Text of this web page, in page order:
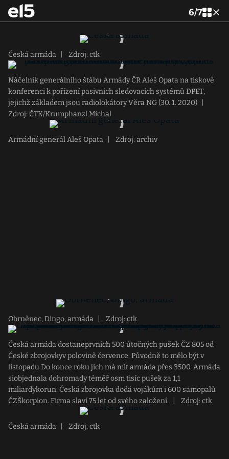
6/7
Česká armáda Zdroj: ctk
Náčelník generálního štábu Armády ČR Aleš Opata na tiskové
konferenci k pořízení pasivních sledovacích systémů DPET,
jejichž základem jsou radiolokátory Věra NG (30. 1. 2020)
Zdroj: ČTK/Krumphanzl Michal
Armádní generál Aleš Opata Zdroj: archiv
Obrněnec, Dingo, armáda Zdroj: ctk
Česká armáda dostaneprvních 500 útočných pušek ČZ 805 od
České zbrojovkyv polovině července. Původně to mělo být v
listopadu.Do konce roku jich má mít armáda přes 3500. Armáda
siobjednala dohromady téměř osm tisíc pušek za 1,1
miliardykorun. Česká zbrojovka dodá vojákům i 600 samopalů
ČZŠkorpion. Firma slaví 75 let od svého založení.
Zdroj: ctk
Česká armáda Zdroj: ctk